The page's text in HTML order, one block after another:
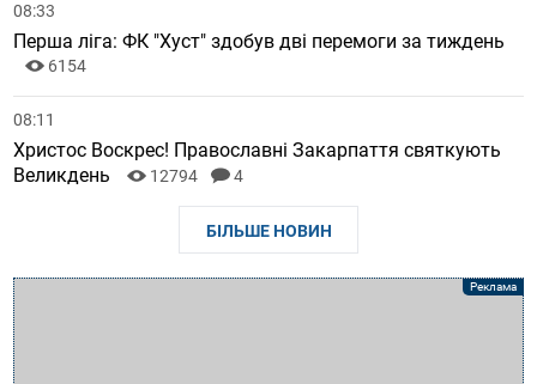
08:33
Перша ліга: ФК "Хуст" здобув дві перемоги за тиждень
6154
08:11
Христос Воскрес! Православні Закарпаття святкують
Великдень
12794 4
БІЛЬШЕ НОВИН